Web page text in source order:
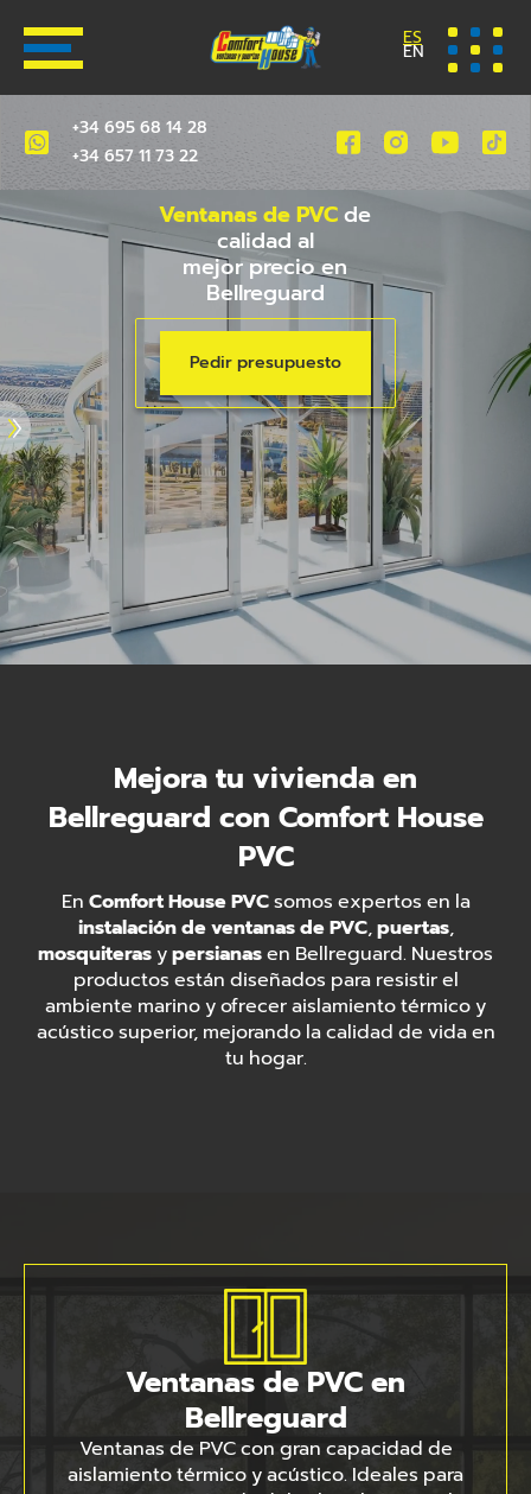
ES
EN
+34 695 68 14 28
+34 657 11 73 22
Ventanas de PVCde
calidad al
mejor precio en
Bellreguard
Pedir presupuesto
Mejora tu vivienda en
Bellreguard con Comfort House
PVC
En Comfort House PVCsomos expertos en la
instalación de ventanas de PVC,puertas,
mosquiteras ypersianasen Bellreguard. Nuestros
productos están diseñados para resistir el
ambiente marino y ofrecer aislamiento térmico y
acústico superior, mejorando la calidad de vida en
tu hogar.
Ventanas de PVC en
Bellreguard
Ventanas de PVC con gran capacidad de
aislamiento térmico y acústico. Ideales para